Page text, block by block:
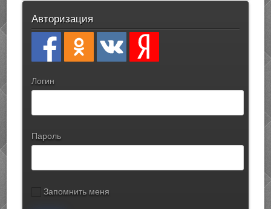
Авторизация
Логин
Пароль
Запомнить меня